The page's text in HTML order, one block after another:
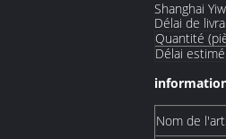
Shanghai
Délai de
Quantité
Délai
Nom de